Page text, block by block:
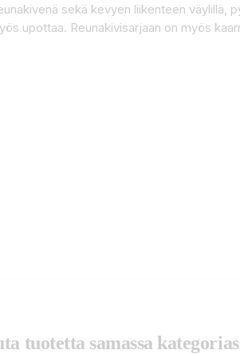
sekä kevyen liikenteen väylillä,
upottaa. Reunakivisarjaan on myös
tuotetta samassa